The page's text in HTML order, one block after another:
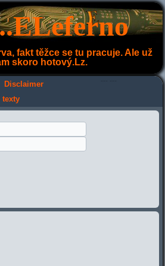
fakt těžce se tu pracuje. Ale už
skoro hotový.Lz.
Disclaimer
texty